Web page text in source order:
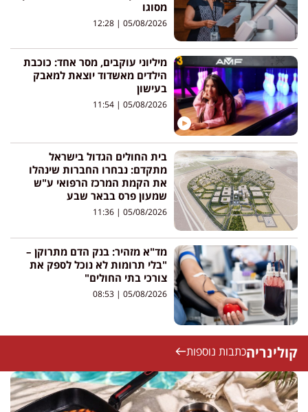
מסוגו
05/08/2026
מיליוני עוקבים, מסר אחד: כוכבת
הילדים מאשדוד יוצאת למאבק
בעישון
05/08/2026
בית החולים הגדול בישראל
מתקדם: נבחרו החברות שינהלו
את הקמת המרכז הרפואי ע"ש
שמעון פרס בבאר שבע
05/08/2026
מד"א מזהיר: בנק הדם מתרוקן –
"בלי תרומות לא נוכל לספק את
צורכי בתי החולים"
05/08/2026
קולינריהכתבות נוספות